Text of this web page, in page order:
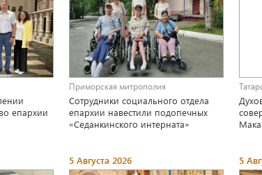
епархии
Приморская митрополия
Сотрудники социального отдела
епархии навестили подопечных
«Седанкинского интерната»
5 Августа 2026 5